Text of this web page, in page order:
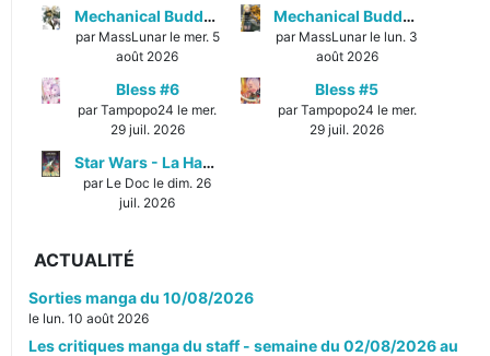
Mechanical Buddy Universe #1
par MassLunar le mer. 5
août 2026
Mechanical Buddy Universe #0
par MassLunar le lun. 3
août 2026
Bless #6
par Tampopo24 le mer.
29 juil. 2026
Bless #5
par Tampopo24 le mer.
29 juil. 2026
Star Wars - La Haute République - Un équilibre fragile
par Le Doc le dim. 26
juil. 2026
ACTUALITÉ
Sorties manga du 10/08/2026
le lun. 10 août 2026
Les critiques manga du staff - semaine du 02/08/2026 au